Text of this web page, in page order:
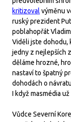
kritizoval výměnu
ruský prezident
poblahopřát
Viděli jste
jedny z nejlepších
děláme hrozné,
nastaví to špatný
dohodách o
I když masmédia
Vůdce Severní